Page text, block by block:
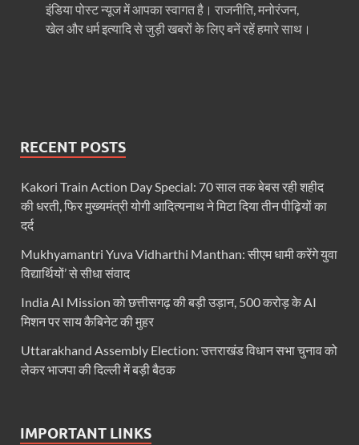
Chhattisgarh Naxal Operation: मुख्यमंत्री विष्णु देव
CM Yogi Jhajjar Visit: मुख्यमंत्री योगी आदित्यनाथ का
VHP News: आतंक के सरगना बनने की होड लगी है मदनियों
Uttarakhand Kumbh: कुंभ के आयोजन के लिए गंगा
UP Pavilion Trade Fair: 44वें अंतरराष्ट्रीय व्यापार
All India Director General Conference: प्रधानमंत्री
Constitution Day News :बाबासाहेब के सपनों के भारत
इंडिया पोस्ट न्यूज में आपका स्वागत है। राजनीति, मनोरंजन,
खेल और धर्म इत्यादि से जुड़ी खबरों के लिए बनें रहें हमारे साथ।
RECENT POSTS
Kakori Train Action Day Special: 70 साल तक बेबस रही शहीद
की धरती, फिर मुख्यमंत्री योगी आदित्यनाथ ने मिटा दिया तीन पीढ़ियों का
दर्द
Mukhyamantri Yuva Vidharthi Manthan: सीएम धामी करेंगे युवा
विद्यार्थियों’ से सीधा संवाद
India AI Mission को छत्तीसगढ़ की बड़ी उड़ान, 500 करोड़ के AI
मिशन पर साय कैबिनेट की मुहर
Uttarakhand Assembly Election: उत्तराखंड विधान सभा चुनाव को
लेकर भाजपा की दिल्ली में बड़ी बैठक
IMPORTANT LINKS